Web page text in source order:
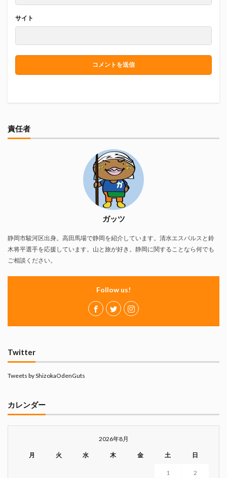
サイト
責任者
ガッツ
静岡市駿河区出身。高田馬場で静岡を紹介しています。清水エスパルスと鈴
木将平選手を応援しています。山と旅が好き。静岡に関することなら何でも
ご相談ください。
Follow us!
Twitter
Tweets by ShizokaOdenGuts
カレンダー
2026年8月
月 火 水 木 金 土 日
1 2